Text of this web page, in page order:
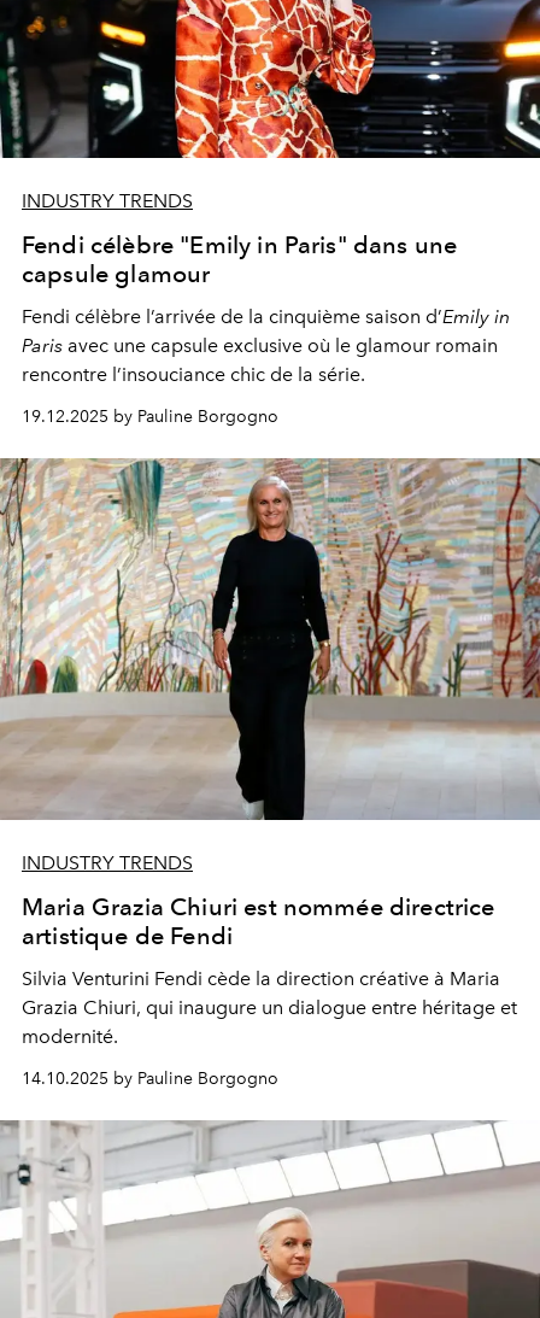
INDUSTRY TRENDS
Fendi célèbre "Emily in Paris" dans une
capsule glamour
Fendi célèbre l’arrivée de la cinquième saison d’Emily in
Paris avec une capsule exclusive où le glamour romain
rencontre l’insouciance chic de la série.
19.12.2025 by Pauline Borgogno
INDUSTRY TRENDS
Maria Grazia Chiuri est nommée directrice
artistique de Fendi
Silvia Venturini Fendi cède la direction créative à Maria
Grazia Chiuri, qui inaugure un dialogue entre héritage et
modernité.
14.10.2025 by Pauline Borgogno